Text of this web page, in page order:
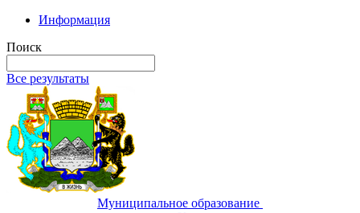
Информация
Поиск
Все результаты
Муниципальное образование